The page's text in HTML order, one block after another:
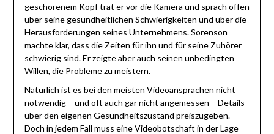
geschorenem Kopf trat er vor die Kamera und sprach offen
über seine gesundheitlichen Schwierigkeiten und über die
Herausforderungen seines Unternehmens. Sorenson
machte klar, dass die Zeiten für ihn und für seine Zuhörer
schwierig sind. Er zeigte aber auch seinen unbedingten
Willen, die Probleme zu meistern.
Natürlich ist es bei den meisten Videoansprachen nicht
notwendig – und oft auch gar nicht angemessen – Details
über den eigenen Gesundheitszustand preiszugeben.
Doch in jedem Fall muss eine Videobotschaft in der Lage